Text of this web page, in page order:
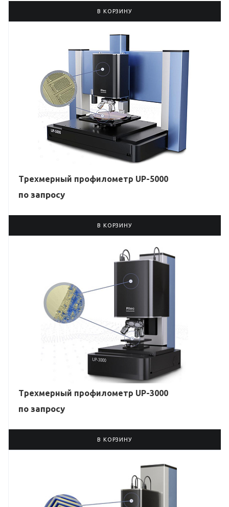
В КОРЗИНУ
Трехмерный профилометр UP-5000
по запросу
В КОРЗИНУ
Трехмерный профилометр UP-3000
по запросу
В КОРЗИНУ